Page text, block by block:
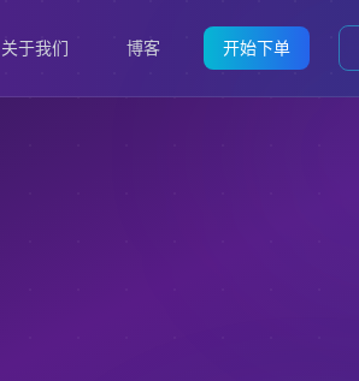
关于我们 博客 开始下单